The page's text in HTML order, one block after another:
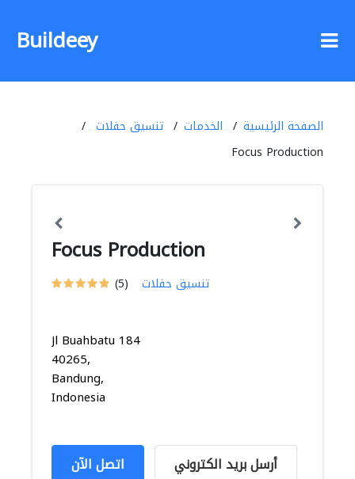
Buildeey
الصفحة الرئيسية الخدمات
تنسيق حفلات
Focus Production
Focus Production
(5) تنسيق حفلات
Jl Buahbatu 184
40265,
Bandung,
Indonesia
اتصل الآن أرسل بريد الكتروني